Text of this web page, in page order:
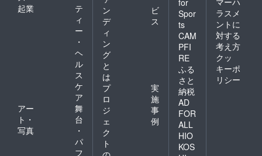
起業
テ
ィ
ー
・
ヘ
ル
ス
ケ
ア
アー
ト・
写真
舞
台
・
パ
フ
ン
デ
ィ
ン
グ
と
は
ビ
ス
プ
ロ
ジ
ェ
ク
ト
実
施
事
例
Spor
ts
CAM
PFI
RE
ふる
さと
納税
AD
FOR
ALL
HIO
KOS
ラスメ
ントに
対する
考え方
クッ
キーポ
リシー